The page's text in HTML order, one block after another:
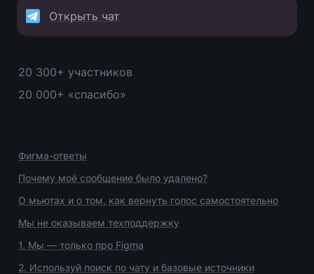
Открыть чат
20 300+ участников
20 000+ «спасибо»
Фигма-ответы
Почему моё сообщение было удалено?
О мьютах и о том, как вернуть голос самостоятельно
Мы не оказываем техподдержку
1. Мы — только про Figma
2. Используй поиск по чату и базовые источники